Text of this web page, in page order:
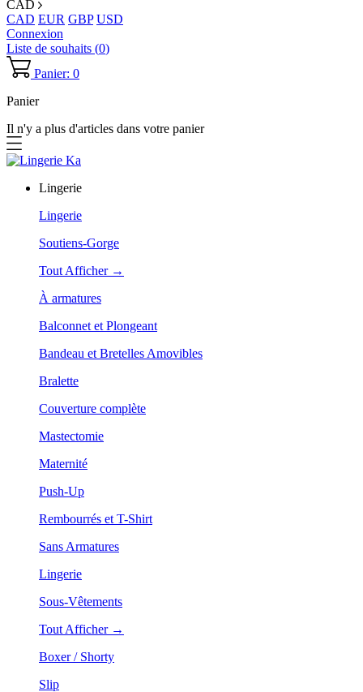
CAD
CAD EUR GBP USD
Connexion
Liste de souhaits (0)
Panier: 0
Panier
Il n'y a plus d'articles dans votre panier
Lingerie
Lingerie
Soutiens-Gorge
Tout Afficher →
À armatures
Balconnet et Plongeant
Bandeau et Bretelles Amovibles
Bralette
Couverture complète
Mastectomie
Maternité
Push-Up
Rembourrés et T-Shirt
Sans Armatures
Lingerie
Sous-Vêtements
Tout Afficher →
Boxer / Shorty
Slip